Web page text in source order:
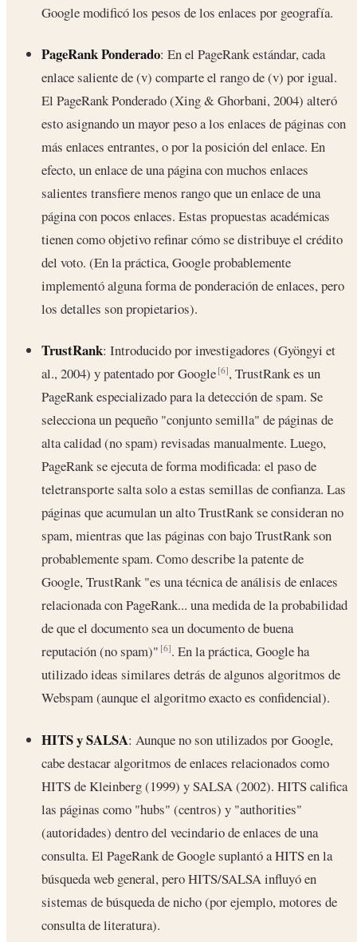
Google modificó los pesos de los enlaces por geografía.
PageRank Ponderado: En el PageRank estándar, cada
enlace saliente de (v) comparte el rango de (v) por igual.
El PageRank Ponderado (Xing & Ghorbani, 2004) alteró
esto asignando un mayor peso a los enlaces de páginas con
más enlaces entrantes, o por la posición del enlace. En
efecto, un enlace de una página con muchos enlaces
salientes transfiere menos rango que un enlace de una
página con pocos enlaces. Estas propuestas académicas
tienen como objetivo refinar cómo se distribuye el crédito
del voto. (En la práctica, Google probablemente
implementó alguna forma de ponderación de enlaces, pero
los detalles son propietarios).
TrustRank: Introducido por investigadores (Gyöngyi et
al., 2004) y patentado por Google[6], TrustRank es un
PageRank especializado para la detección de spam. Se
selecciona un pequeño "conjunto semilla" de páginas de
alta calidad (no spam) revisadas manualmente. Luego,
PageRank se ejecuta de forma modificada: el paso de
teletransporte salta solo a estas semillas de confianza. Las
páginas que acumulan un alto TrustRank se consideran no
spam, mientras que las páginas con bajo TrustRank son
probablemente spam. Como describe la patente de
Google, TrustRank "es una técnica de análisis de enlaces
relacionada con PageRank... una medida de la probabilidad
de que el documento sea un documento de buena
reputación (no spam)"[6]. En la práctica, Google ha
utilizado ideas similares detrás de algunos algoritmos de
Webspam (aunque el algoritmo exacto es confidencial).
HITS y SALSA: Aunque no son utilizados por Google,
cabe destacar algoritmos de enlaces relacionados como
HITS de Kleinberg (1999) y SALSA (2002). HITS califica
las páginas como "hubs" (centros) y "authorities"
(autoridades) dentro del vecindario de enlaces de una
consulta. El PageRank de Google suplantó a HITS en la
búsqueda web general, pero HITS/SALSA influyó en
sistemas de búsqueda de nicho (por ejemplo, motores de
consulta de literatura).